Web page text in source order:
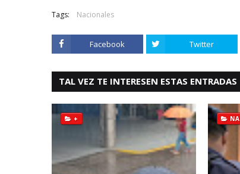
Tags: Nacionales
Facebook Twitter
TAL VEZ TE INTERESEN ESTAS ENTRADAS
+